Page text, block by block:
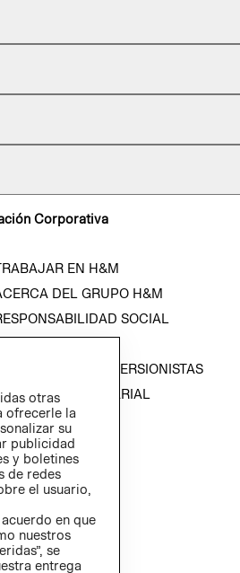
Corporativa
EN H&M
DEL GRUPO H&M
SOCIAL
RELACIÓN CON INVERSIONISTAS
EMPRESARIAL
otras
ofrecerle la
su
publicidad
y boletines
de redes
el usuario,
en que
nuestros
se
entrega